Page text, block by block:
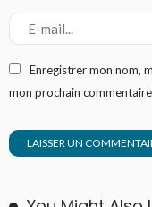
Enregistrer mon nom,
mon prochain